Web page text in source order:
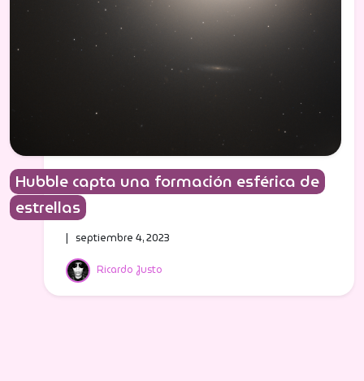
Hubble capta una formación esférica de
estrellas
Ricardo Justo
| septiembre 4, 2023